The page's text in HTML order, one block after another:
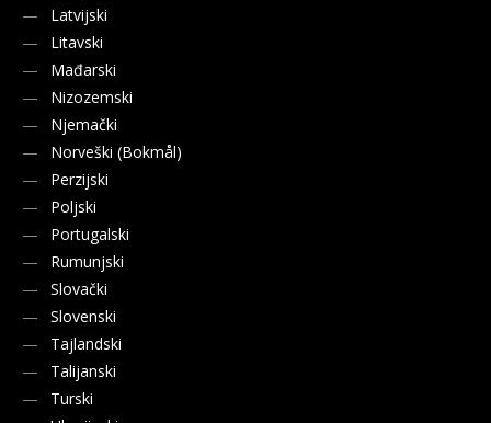
Latvijski
Litavski
Mađarski
Nizozemski
Njemački
Norveški (Bokmål)
Perzijski
Poljski
Portugalski
Rumunjski
Slovački
Slovenski
Tajlandski
Talijanski
Turski